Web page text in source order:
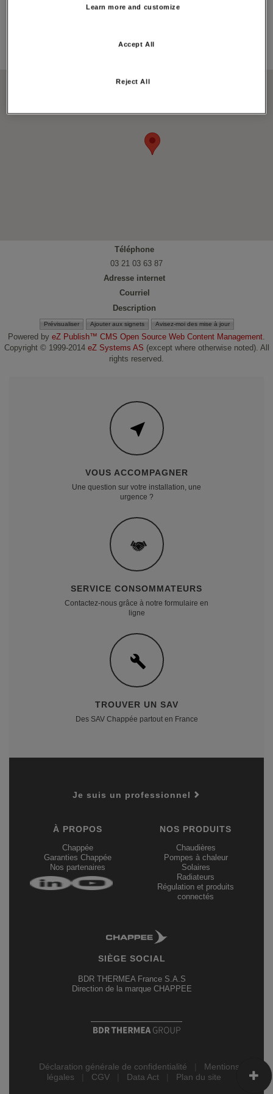
Longitude:
15 RUE DU GENERAL DE GAULLE, 62270, FREVENT
Téléphone
03 21 03 63 87
Adresse internet
Courriel
Description
Powered by eZ Publish™ CMS Open Source Web Content Management.
Copyright © 1999-2014 eZ Systems AS (except where otherwise noted). All
rights reserved.
VOUS ACCOMPAGNER
Une question sur votre installation, une
urgence ?
SERVICE CONSOMMATEURS
Contactez-nous grâce à notre formulaire en
ligne
TROUVER UN SAV
Des SAV Chappée partout en France
Je suis un professionnel
À PROPOS
Chappée
Garanties Chappée
Nos partenaires
NOS PRODUITS
Chaudières
Pompes à chaleur
Solaires
Radiateurs
Régulation et produits
connectés
SIÈGE SOCIAL
BDR THERMEA France S.A.S
Direction de la marque CHAPPEE
Déclaration générale de confidentialité
Mentions
légales
CGV Data Act Plan du site
Learn more and customize
Reject All
Accept All